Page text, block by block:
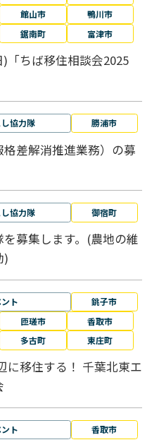
館山市
鴨川市
鋸南町 富津市
)「ちば移住相談会2025
協力隊 勝浦市
差解消推進業務）の募
協力隊 御宿町
募集します。(農地の維
)
ト
銚子市
匝瑳市
香取市
多古町 東庄町
に移住する！ 千葉北東エ
ト 香取市